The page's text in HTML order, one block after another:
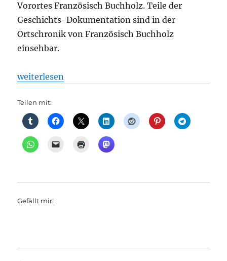
Vorortes Französisch Buchholz. Teile der
Geschichts-Dokumentation sind in der
Ortschronik von Französisch Buchholz
einsehbar.
„Straßenbahn: Vor den Buchholzer Festtagen im
weiterlesen
Teilen mit:
Gefällt mir: